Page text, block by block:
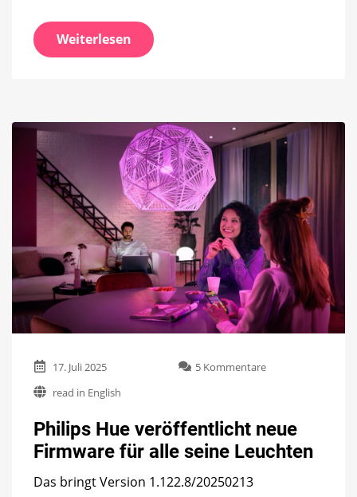
Weiterlesen
17. Juli 2025 5 Kommentarezu
neue
Firmware
für
read in English
Philips Hue veröffentlicht neue
Firmware für alle seine Leuchten
Das bringt Version 1.122.8/20250213